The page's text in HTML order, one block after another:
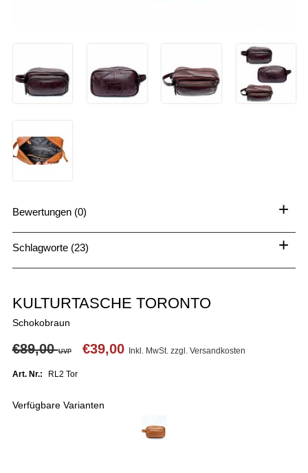
Bewertungen (0) +
Schlagworte (23) +
KULTURTASCHE TORONTO
Schokobraun
€89,00UVP €39,00 Inkl. MwSt. zzgl. Versandkosten
Art. Nr.: RL2 Tor
Verfügbare Varianten